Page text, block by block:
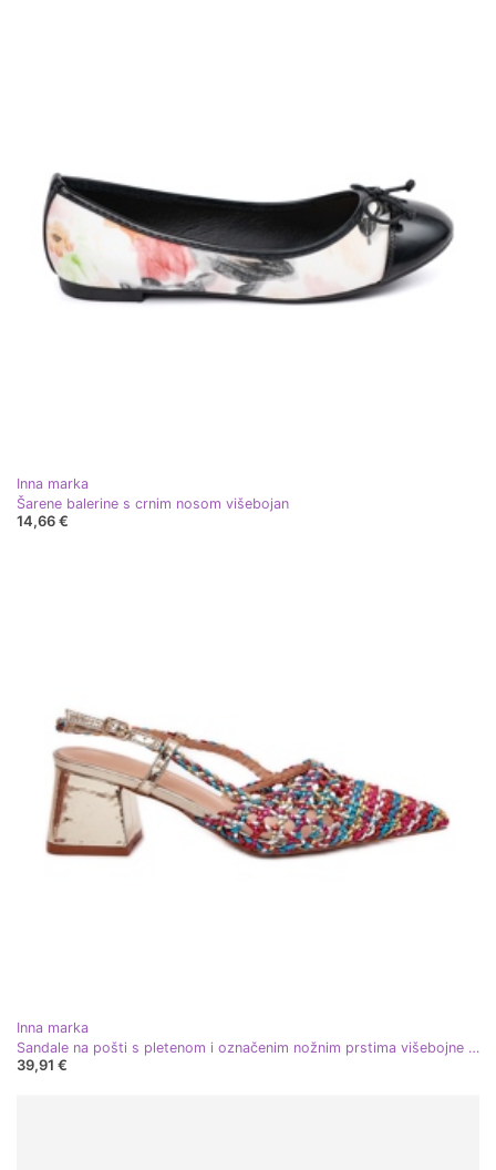
Inna marka
Šarene balerine s crnim nosom višebojan
14,66 €
Inna marka
Sandale na pošti s pletenom i označenim nožnim prstima višebojne višebojan
39,91 €